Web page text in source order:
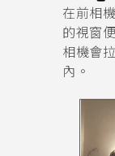
在前相
的視窗
相機會
內。